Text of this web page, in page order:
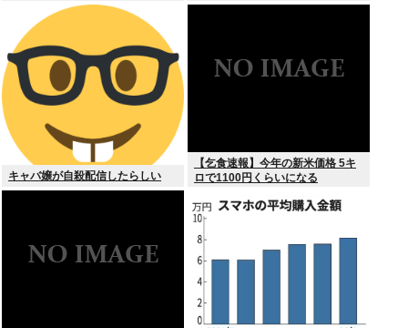
キャバ嬢が自殺配信したらしい
【乞食速報】今年の新米価格 5キ
ロで1100円くらいになる